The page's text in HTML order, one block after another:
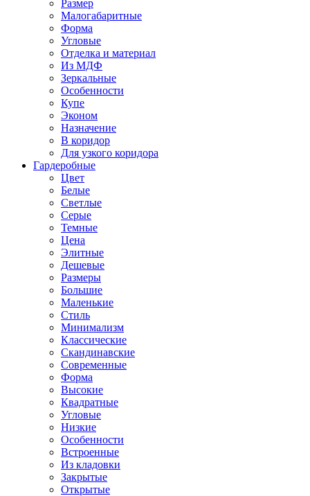
Размер
Малогабаритные
Форма
Угловые
Отделка и материал
Из МДФ
Зеркальные
Особенности
Купе
Эконом
Назначение
В коридор
Для узкого коридора
Гардеробные
Цвет
Белые
Светлые
Серые
Темные
Цена
Элитные
Дешевые
Размеры
Большие
Маленькие
Стиль
Минимализм
Классические
Скандинавские
Современные
Форма
Высокие
Квадратные
Угловые
Низкие
Особенности
Встроенные
Из кладовки
Закрытые
Открытые